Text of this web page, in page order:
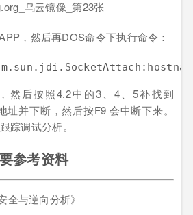
，然后再DOS命令下执行命令：
然后按照4.2中的3、4、5补找到
址并下断，然后按F9 会中断下来。
踪调试分析。
参考资料
全与逆向分析》